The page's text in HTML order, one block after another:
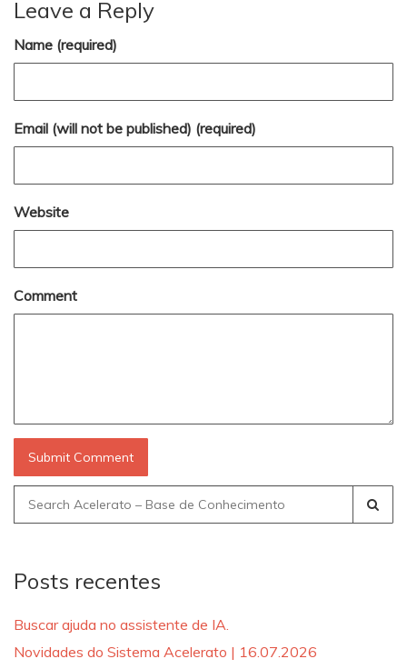
Leave a Reply
Name (required)
Email (will not be published) (required)
Website
Comment
Search
for:
Posts recentes
Buscar ajuda no assistente de IA.
Novidades do Sistema Acelerato | 16.07.2026